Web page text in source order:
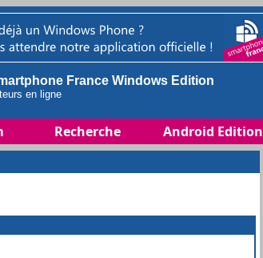
France Windows Edition
en ligne
Recherche Android Edition